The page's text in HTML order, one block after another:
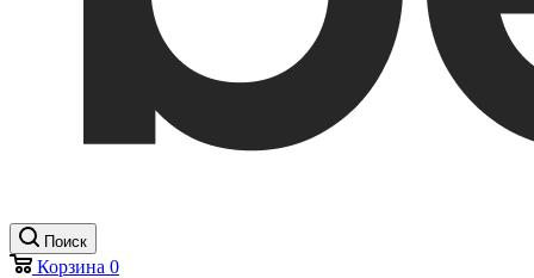
Поиск
Корзина 0